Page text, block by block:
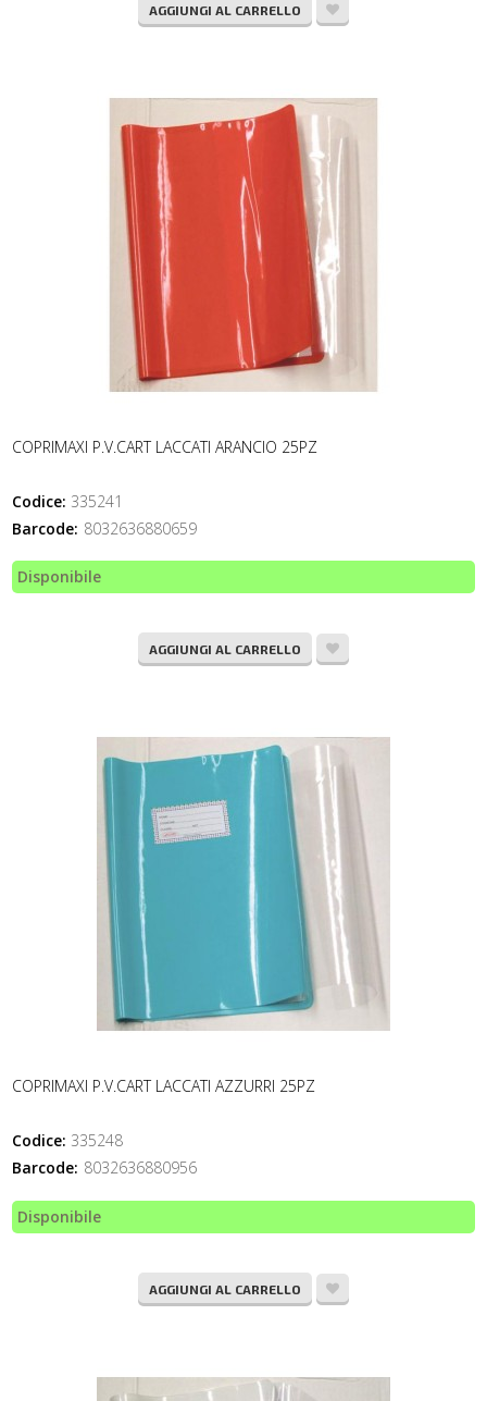
AGGIUNGI AL CARRELLO
COPRIMAXI P.V.CART LACCATI ARANCIO 25PZ
Codice: 335241
Barcode: 8032636880659
Disponibile
AGGIUNGI AL CARRELLO
COPRIMAXI P.V.CART LACCATI AZZURRI 25PZ
Codice: 335248
Barcode: 8032636880956
Disponibile
AGGIUNGI AL CARRELLO